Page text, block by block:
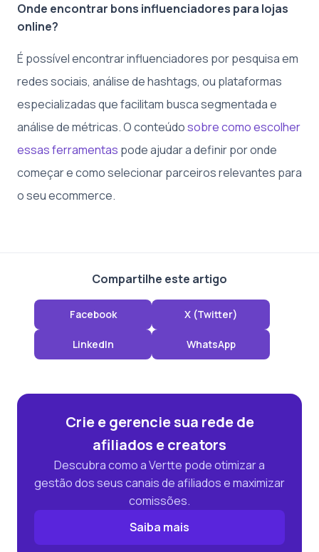
Onde encontrar bons influenciadores para lojas
online?
É possível encontrar influenciadores por pesquisa em
redes sociais, análise de hashtags, ou plataformas
especializadas que facilitam busca segmentada e
análise de métricas. O conteúdosobre como escolher
essas ferramentas pode ajudar a definir por onde
começar e como selecionar parceiros relevantes para
o seu ecommerce.
Compartilhe este artigo
Facebook X (Twitter)
LinkedIn WhatsApp
Crie e gerencie sua rede de
afiliados e creators
Descubra como a Vertte pode otimizar a
gestão dos seus canais de afiliados e maximizar
comissões.
Saiba mais